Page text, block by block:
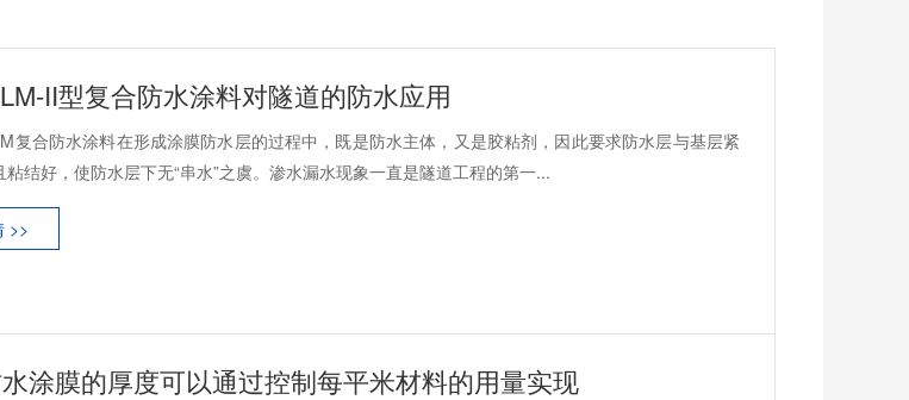
II型复合防水涂料对隧道的防水应用
复合防水涂料在形成涂膜防水层的过程中，既是防水主体，又是胶粘剂，因此要求防水层与基层紧
粘结好，使防水层下无“串水”之虞。渗水漏水现象一直是隧道工程的第一...
>>
涂膜的厚度可以通过控制每平米材料的用量实现